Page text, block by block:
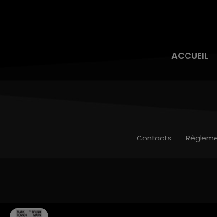
ACCUEIL
Contacts